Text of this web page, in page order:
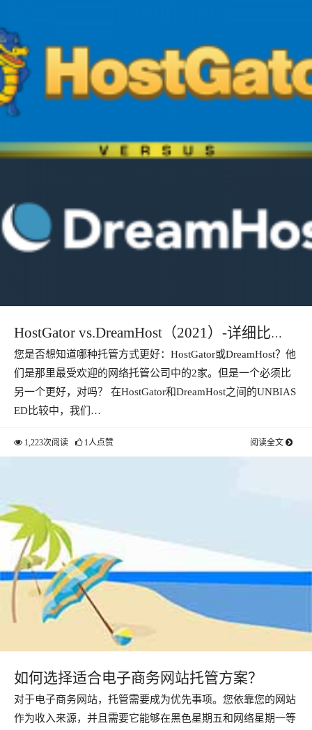
HostGator vs.DreamHost（2021）-详细比
较！
您是否想知道哪种托管方式更好：HostGator或DreamHost？他
们是那里最受欢迎的网络托管公司中的2家。但是一个必须比
另一个更好，对吗？ 在HostGator和DreamHost之间的UNBIAS
ED比较中，我们…
1,223次阅读 1人点赞 阅读全文
如何选择适合电子商务网站托管方案？
对于电子商务网站，托管需要成为优先事项。您依靠您的网站
作为收入来源，并且需要它能够在黑色星期五和网络星期一等